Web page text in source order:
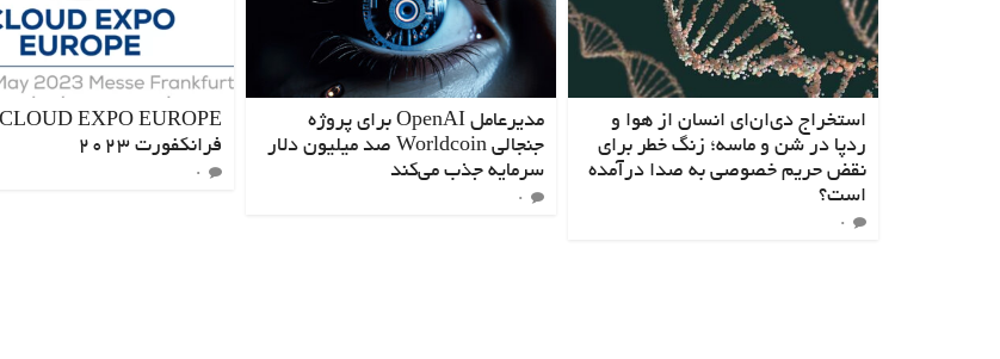
استخراج دی‌ان‌ای انسان از هوا و
ردپا در شن و ماسه؛ زنگ خطر برای
نقض حریم خصوصی به صدا درآمده
است؟
۰
مدیرعامل OpenAI برای پروژه
جنجالی Worldcoin صد میلیون دلار
سرمایه جذب می‌کند
۰
فرانکفورت 2023
۰